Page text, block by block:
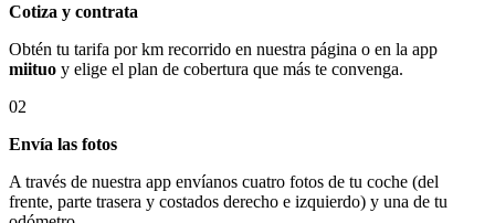
Cotiza y contrata
Obtén tu tarifa por km recorrido en nuestra página o en la app
miituo y elige el plan de cobertura que más te convenga.
02
Envía las fotos
A través de nuestra app envíanos cuatro fotos de tu coche (del
frente, parte trasera y costados derecho e izquierdo) y una de tu